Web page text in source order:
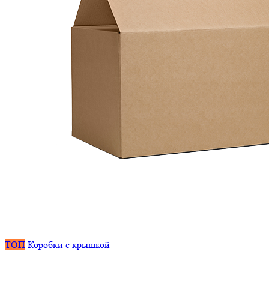
ТОП Коробки с крышкой